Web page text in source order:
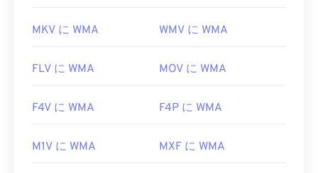
MKV に WMA WMV に WMA
FLV に WMA MOV に WMA
F4V に WMA F4P に WMA
M1V に WMA MXF に WMA